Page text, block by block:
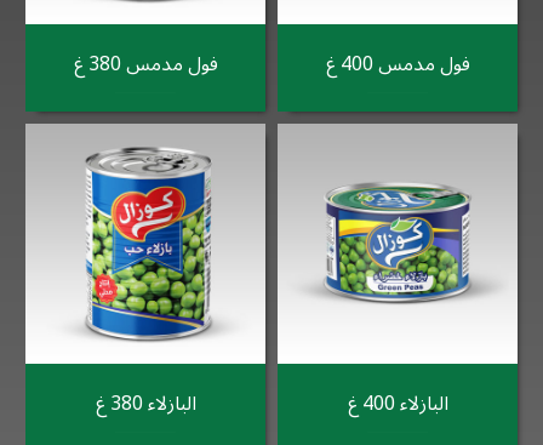
فول مدمس 380 غ فول مدمس 400 غ
البازلاء 380 غ البازلاء 400 غ